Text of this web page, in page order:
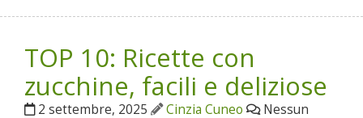
TOP 10: Ricette con
zucchine, facili e deliziose
2 settembre, 2025 Cinzia Cuneo Nessun